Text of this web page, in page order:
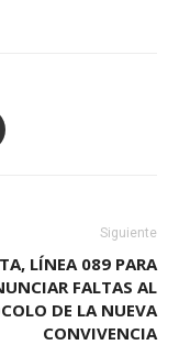
Siguiente
LÍNEA 089 PARA
FALTAS AL
DE LA NUEVA
CONVIVENCIA